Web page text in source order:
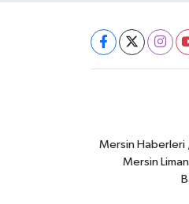
Mersin Haberleri
Mersin